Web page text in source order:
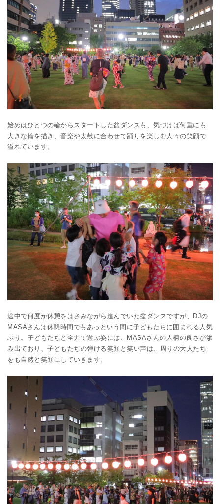
始めはひとつの輪からスタートした盆ダンスも、気づけば何重にも
大きな輪を描き、音楽や太鼓に合わせて踊りを楽しむ人々の笑顔で
溢れています。
途中で何度か休憩をはさみながら進んでいた盆ダンスですが、DJの
MASAさんは休憩時間でもあっという間に子どもたちに囲まれる人気
ぶり。子どもたちと全力で遊ぶ姿には、MASAさんの人柄の良さが滲
み出ており、子どもたちの弾ける笑顔と笑い声は、周りの大人たち
をも自然と笑顔にしていきます。